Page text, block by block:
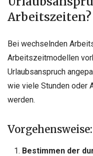
Arbeitszeiten?
Bei wechselnden
Arbeitszeitmodellen
Urlaubsanspruch
wie viele Stunden oder
werden.
Vorgehensweise:
Bestimmen der